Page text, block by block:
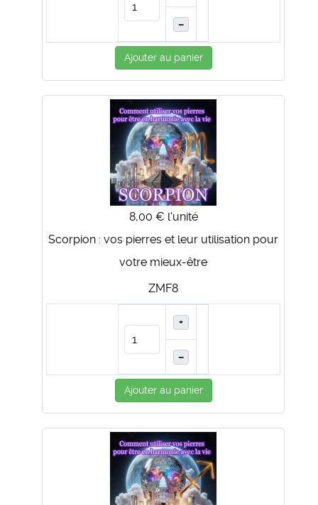
–
Ajouter au panier
8,00 € l'unité
Scorpion : vos pierres et leur utilisation pour
votre mieux-être
ZMF8
+
–
Ajouter au panier